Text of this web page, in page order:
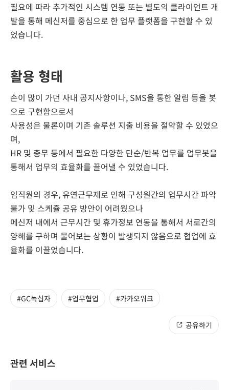
필요에 따라 추가적인 시스템 연동 또는 별도의 클라이언트 개
발을 통해 메신저를 중심으로 한 업무 플랫폼을 구현할 수 있
었습니다.
활용 형태
손이 많이 가던 사내 공지사항이나, SMS을 통한 알림 등을 봇
으로 구현함으로서
사용성은 물론이며 기존 솔루션 지출 비용을 절약할 수 있었으
며,
HR 및 총무 등에서 필요한 다양한 단순/반복 업무를 업무봇을
통해서 업무의 효율화를 끌어낼 수 있었습니다.
임직원의 경우, 유연근무제로 인해 구성원간의 업무시간 파악
불가 및 스케쥴 공유 방안이 어려웠으나
메신저 내에서 근무시간 및 휴가정보 연동을 통해서 서로간의
양해를 구하며 물어보는 상황이 발생되지 않음으로 협업에 효
율화를 이끌었습니다.
#GC녹십자 #업무협업 #카카오워크
공유하기
관련 서비스